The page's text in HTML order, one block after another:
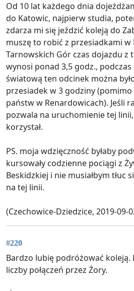
Od 10 lat każdego dnia
do Katowic, najpierw studia,
zdarza mi się jeździć koleją do
muszę to robić z przesiadkami w
Tarnowskich Gór czas dojazdu z
wynosi ponad 3,5 godz.,
światową ten odcinek można
przesiadek w 3 godziny
państw w Renardowicach). Jeśli
pozwala na uruchomienie tej
korzystał.
PS. moja wdzięczność byłaby
kursowały codzienne pociągi z
Beskidzkiej i nie musiałbym tłuc
na tej linii.
(Czechowice-Dziedzice, 2019-09-
#220
Bardzo lubię podróżować koleją.
liczby połączeń przez Żory.